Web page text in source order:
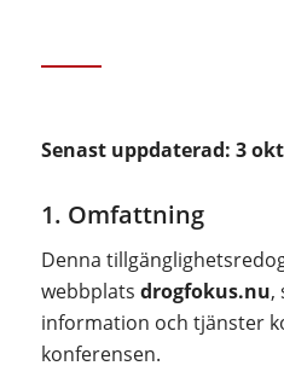
Senast uppdaterad: 3
1. Omfattning
Denna
webbplats drogfokus.nu,
information och tjänster
konferensen.